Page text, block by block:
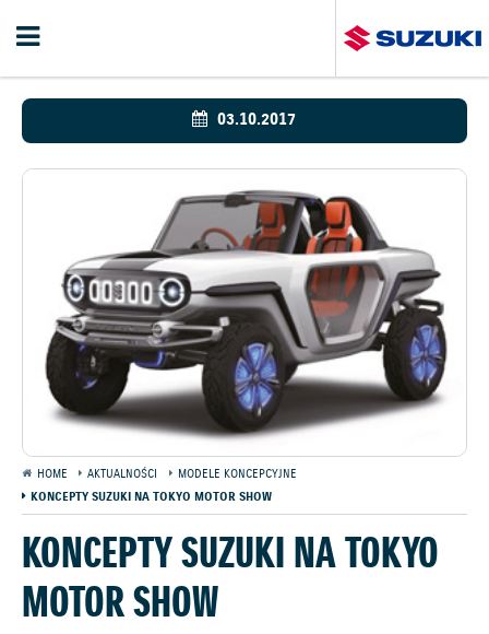
03.10.2017
HOME AKTUALNOŚCI
MODELE KONCEPCYJNE
KONCEPTY SUZUKI NA TOKYO MOTOR SHOW
KONCEPTY SUZUKI NA TOKYO
MOTOR SHOW